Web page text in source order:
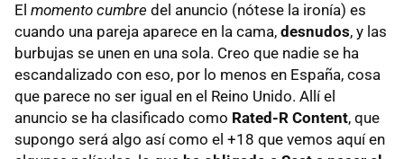
El momento cumbre del anuncio (nótese la ironía) es
cuando una pareja aparece en la cama, desnudos, y las
burbujas se unen en una sola. Creo que nadie se ha
escandalizado con eso, por lo menos en España, cosa
que parece no ser igual en el Reino Unido. Allí el
anuncio se ha clasificado como Rated-R Content, que
supongo será algo así como el +18 que vemos aquí en